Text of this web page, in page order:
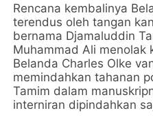
Rencana kembalinya
terendus oleh tangan
bernama Djamaluddin
Muhammad Ali menolak
Belanda Charles Olke
memindahkan tahanan
Tamim dalam
interniran dipindahkan